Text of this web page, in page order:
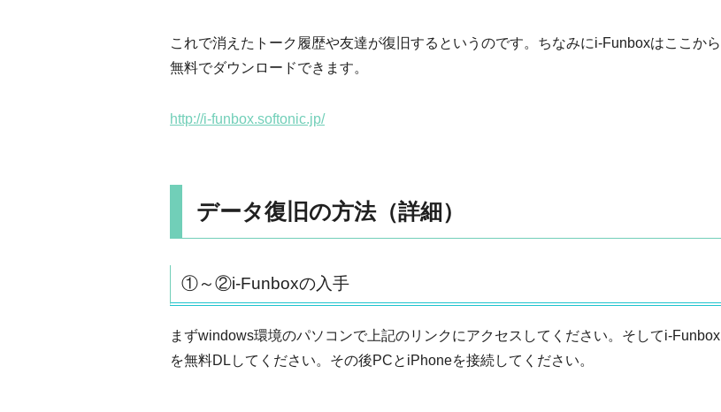
これで消えたトーク履歴や友達が復旧するというのです。ちなみにi-Funboxはここから
無料でダウンロードできます。
http://i-funbox.softonic.jp/
データ復旧の方法（詳細）
①～②i-Funboxの入手
まずwindows環境のパソコンで上記のリンクにアクセスしてください。そしてi-Funbox
を無料DLしてください。その後PCとiPhoneを接続してください。